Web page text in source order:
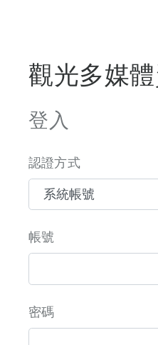
觀光多媒
登入
認證方式
帳號
密碼